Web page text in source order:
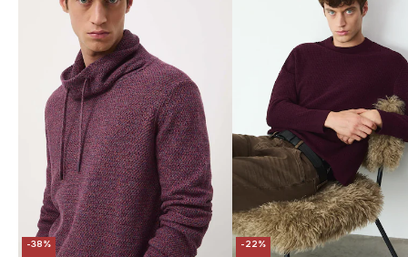
-38%
-22%